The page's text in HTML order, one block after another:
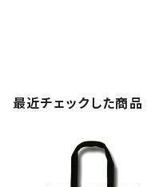
最近チェックした商品